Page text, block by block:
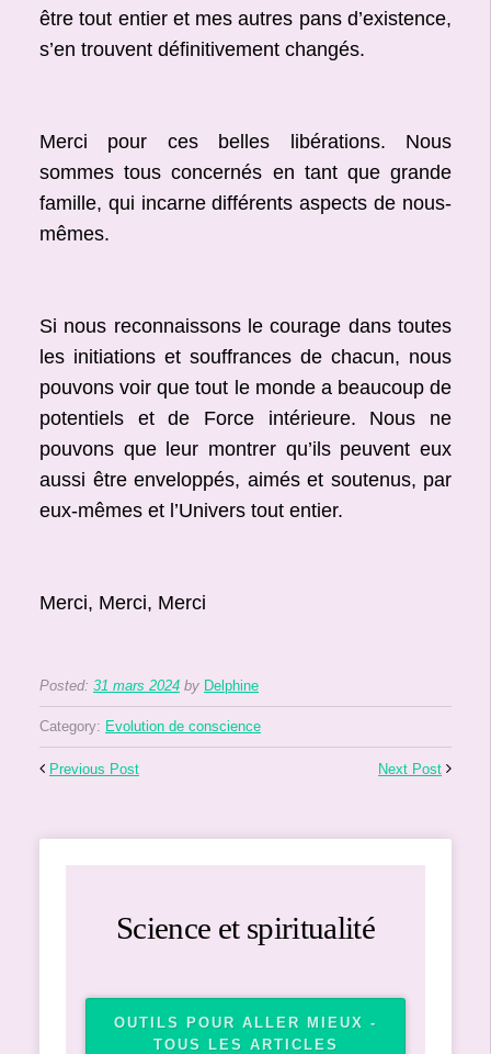
être tout entier et mes autres pans d’existence,
s’en trouvent définitivement changés.
Merci pour ces belles libérations. Nous
sommes tous concernés en tant que grande
famille, qui incarne différents aspects de nous-
mêmes.
Si nous reconnaissons le courage dans toutes
les initiations et souffrances de chacun, nous
pouvons voir que tout le monde a beaucoup de
potentiels et de Force intérieure. Nous ne
pouvons que leur montrer qu’ils peuvent eux
aussi être enveloppés, aimés et soutenus, par
eux-mêmes et l’Univers tout entier.
Merci, Merci, Merci
Posted: 31 mars 2024 by Delphine
Category: Evolution de conscience
Previous Post Next Post
Science et spiritualité
OUTILS POUR ALLER MIEUX -
TOUS LES ARTICLES